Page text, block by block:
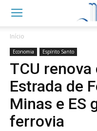
Início
Economia Espírito Santo
TCU
Estrada de
Minas e ES
ferrovia